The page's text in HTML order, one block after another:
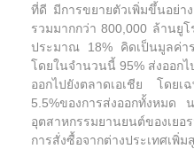
ที่ดี มีการขยายตัวเพิ่มขึ้นอย่า
รวมมากกว่า 800,000 ล้านยู
ประมาณ 18% คิดเป็นมูลค่า
โดยในจำนวนนี้ 95% ส่งออก
ออกไปยังตลาดเอเชีย โดย
5.5%ของการส่งออกทั้งหมด
อุตสาหกรรมยานยนต์ของเ
การสั่งซื้อจากต่างประเทศเพิ่